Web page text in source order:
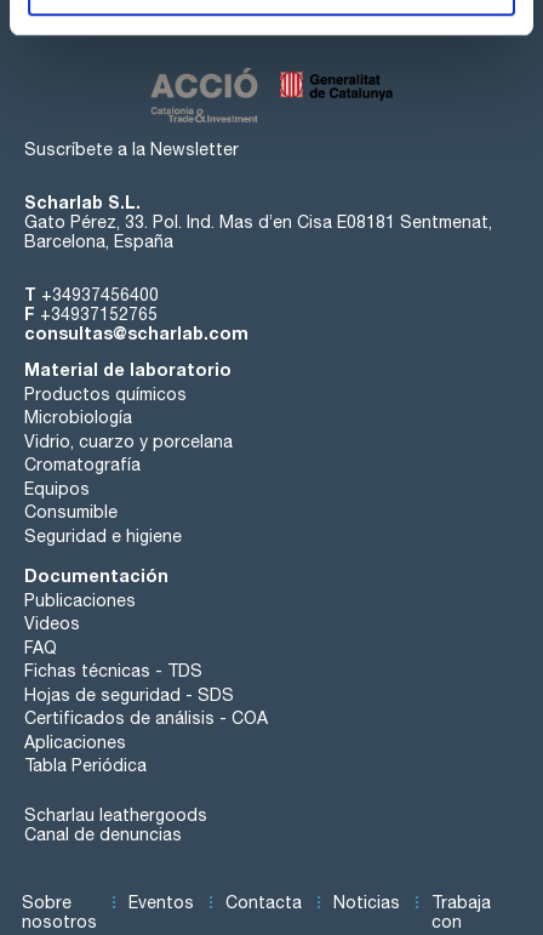
Suscríbete a la Newsletter
Scharlab S.L.
Gato Pérez, 33. Pol. Ind. Mas d’en Cisa E08181 Sentmenat,
Barcelona, España
T +34937456400
F +34937152765
consultas@scharlab.com
Material de laboratorio
Productos químicos
Microbiología
Vidrio, cuarzo y porcelana
Cromatografía
Equipos
Consumible
Seguridad e higiene
Documentación
Publicaciones
Videos
FAQ
Fichas técnicas - TDS
Hojas de seguridad - SDS
Certificados de análisis - COA
Aplicaciones
Tabla Periódica
Scharlau leathergoods
Canal de denuncias
Sobre
nosotros
Eventos Contacta Noticias
Trabaja
con